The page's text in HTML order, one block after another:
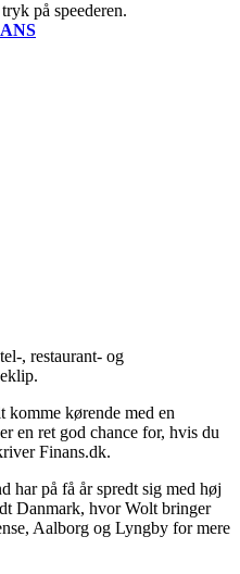
på speederen.
, restaurant- og
komme kørende med en
en ret god chance for, hvis du
Finans.dk.
har på få år spredt sig med høj
Danmark, hvor Wolt bringer
Aalborg og Lyngby for mere